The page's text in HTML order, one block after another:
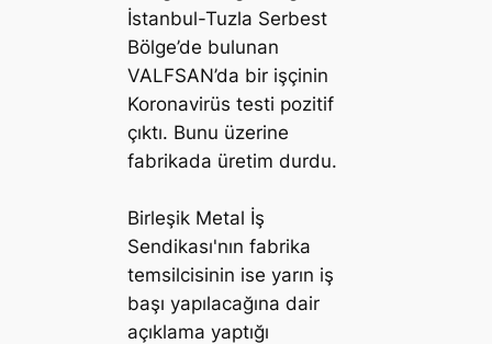
İstanbul-Tuzla Serbest
Bölge’de bulunan
VALFSAN’da bir işçinin
Koronavirüs testi pozitif
çıktı. Bunu üzerine
fabrikada üretim durdu.
Birleşik Metal İş
Sendikası'nın fabrika
temsilcisinin ise yarın iş
başı yapılacağına dair
açıklama yaptığı